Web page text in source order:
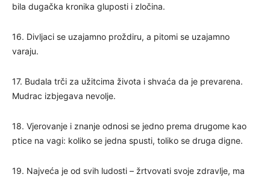
bila dugačka kronika gluposti i zločina.
16. Divljaci se uzajamno proždiru, a pitomi se uzajamno
varaju.
17. Budala trči za užitcima života i shvaća da je prevarena.
Mudrac izbjegava nevolje.
18. Vjerovanje i znanje odnosi se jedno prema drugome kao
ptice na vagi: koliko se jedna spusti, toliko se druga digne.
19. Najveća je od svih ludosti – žrtvovati svoje zdravlje, ma